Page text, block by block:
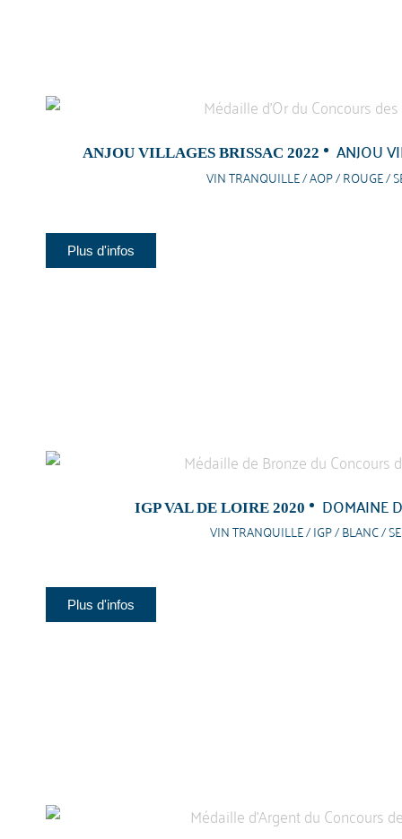
ANJOU VILLAGES BRISSAC 2022 ANJOU
VIN TRANQUILLE / AOP / ROUGE /
Plus d'infos
IGP VAL DE LOIRE 2020 DOMAINE
VIN TRANQUILLE / IGP / BLANC /
Plus d'infos